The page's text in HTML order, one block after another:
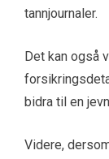
tannjournaler.
Det kan også
bidra til en
Videre,